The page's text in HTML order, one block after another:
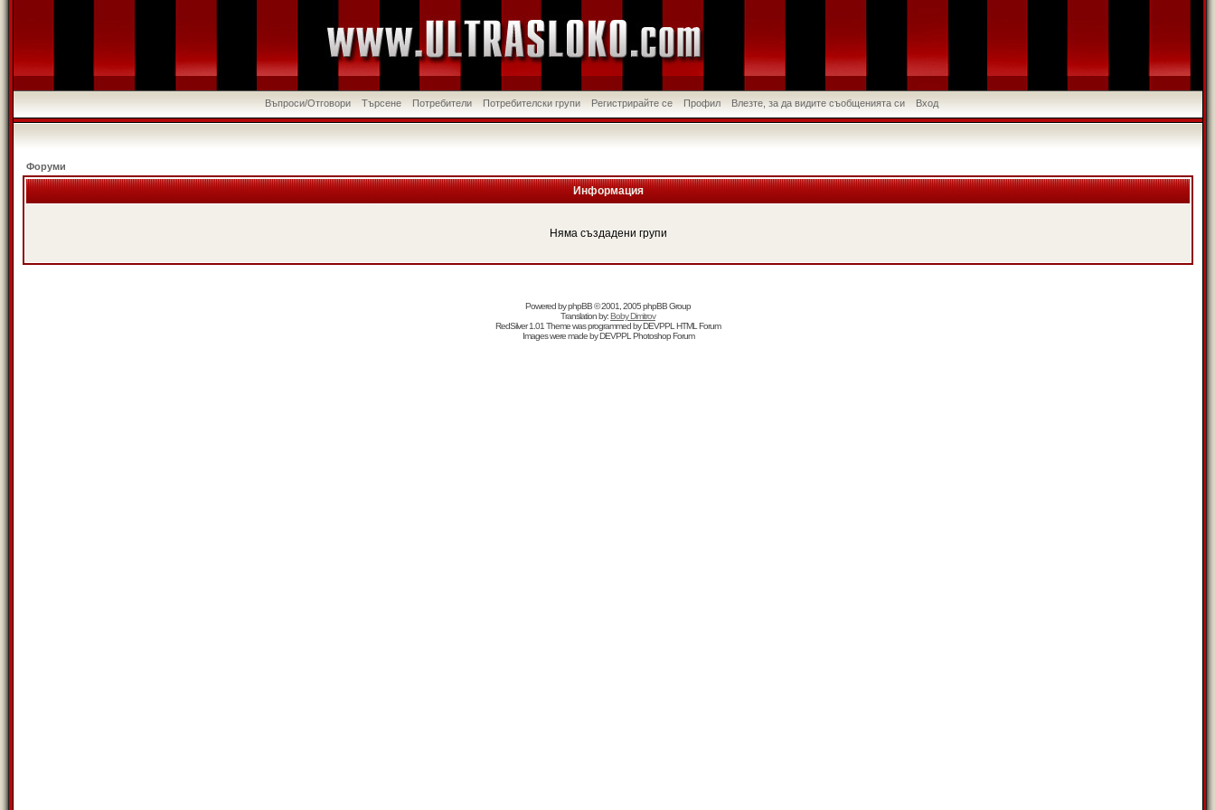
Въпроси/Отговори Търсене Потребители Потребителски групи Регистрирайте се Профил Влезте, за да видите съобщенията си Вход
Форуми
Информация
Няма създадени групи
Powered byphpBB© 2001, 2005 phpBB Group
Translation by:Boby Dimitrov
RedSilver 1.01 Theme was programmed byDEVPPL HTML Forum
Images were made byDEVPPL Photoshop Forum